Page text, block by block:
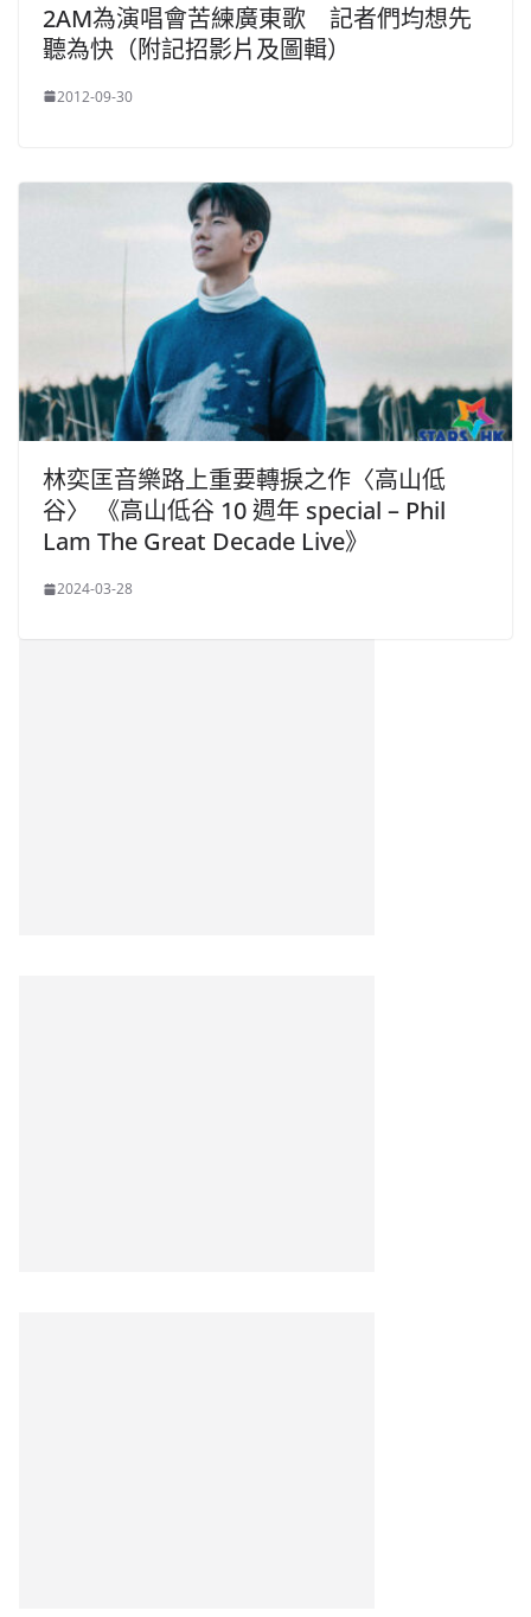
2AM為演唱會苦練廣東歌 記者們均想先
聽為快（附記招影片及圖輯）
2012-09-30
林奕匡音樂路上重要轉捩之作〈高山低
谷〉 《高山低谷 10 週年 special – Phil
Lam The Great Decade Live》
2024-03-28